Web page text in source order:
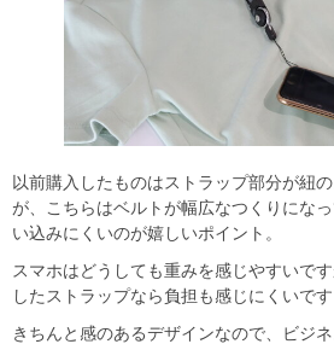
以前購入したものはストラップ部分が紐
が、こちらはベルトが幅広なつくりにな
い込みにくいのが嬉しいポイント。
スマホはどうしても重みを感じやすいで
したストラップなら負担も感じにくいです
きちんと感のあるデザインなので、ビジ